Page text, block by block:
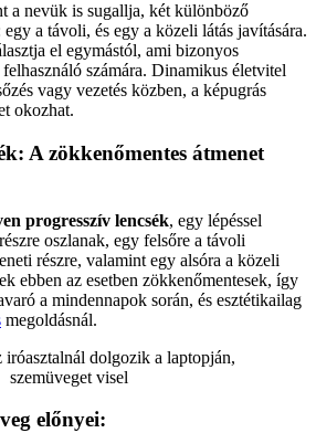
a nevük is sugallja, két különböző
a távoli, és egy a közeli látás javítására.
el egymástól, ami bizonyos
számára. Dinamikus életvitel
vagy vezetés közben, a képugrás
okozhat.
A zökkenőmentes átmenet
progresszív lencsék, egy lépéssel
oszlanak, egy felsőre a távoli
részre, valamint egy alsóra a közeli
ebben az esetben zökkenőmentesek, így
a mindennapok során, és esztétikailag
megoldásnál.
előnyei: